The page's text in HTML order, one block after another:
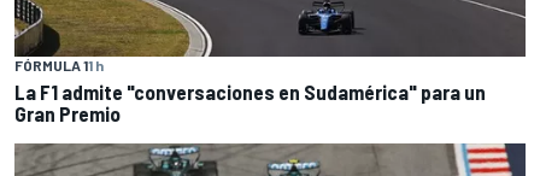
FÓRMULA 11 h
La F1 admite "conversaciones en Sudamérica" para un
Gran Premio